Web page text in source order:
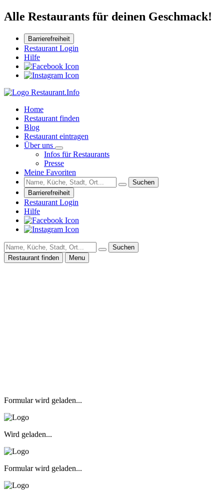
Alle Restaurants für deinen Geschmack!
Barrierefreiheit
Restaurant Login
Hilfe
Home
Restaurant finden
Blog
Restaurant eintragen
Über uns
Infos für Restaurants
Presse
Meine Favoriten
Suchen
Barrierefreiheit
Restaurant Login
Hilfe
Suchen
Restaurant finden
Menu
Formular wird geladen...
Wird geladen...
Formular wird geladen...